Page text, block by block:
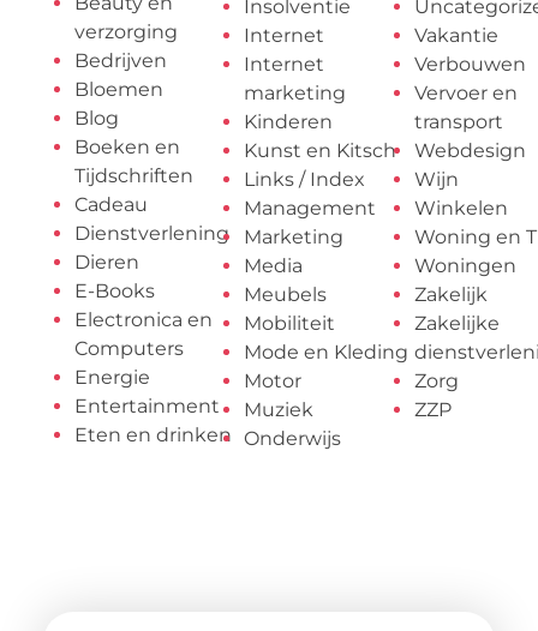
verzorging
Bedrijven
Bloemen
Blog
Boeken en
Tijdschriften
Cadeau
Dienstverlening
Dieren
E-Books
Electronica en
Computers
Energie
Entertainment
Eten en drinken
Insolventie
Internet
Internet
marketing
Kinderen
Kunst en Kitsch
Links / Index
Management
Marketing
Media
Meubels
Mobiliteit
Mode en Kleding
Motor
Muziek
Onderwijs
Vakantie
Verbouwen
Vervoer en
transport
Webdesign
Wijn
Winkelen
Woning en
Woningen
Zakelijk
Zakelijke
Zorg
ZZP